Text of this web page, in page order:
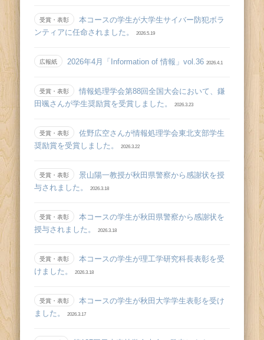
受賞・表彰
本コースの学生が大学生サイバー防犯ボラ
ンティアに任命されました。
2026.5.19
広報紙 2026年4月「Information of 情報」vol.36 2026.4.1
受賞・表彰
情報処理学会第88回全国大会において、鎌
田颯さんが学生奨励賞を受賞しました。
2026.3.23
受賞・表彰
佐野広空さんが情報処理学会東北支部学生
奨励賞を受賞しました。
2026.3.22
受賞・表彰
景山陽一教授が秋田県警察から感謝状を授
与されました。
2026.3.18
受賞・表彰
本コースの学生が秋田県警察から感謝状を
授与されました。
2026.3.18
受賞・表彰
本コースの学生が理工学研究科長表彰を受
けました。
2026.3.18
受賞・表彰
本コースの学生が秋田大学学生表彰を受け
ました。
2026.3.17